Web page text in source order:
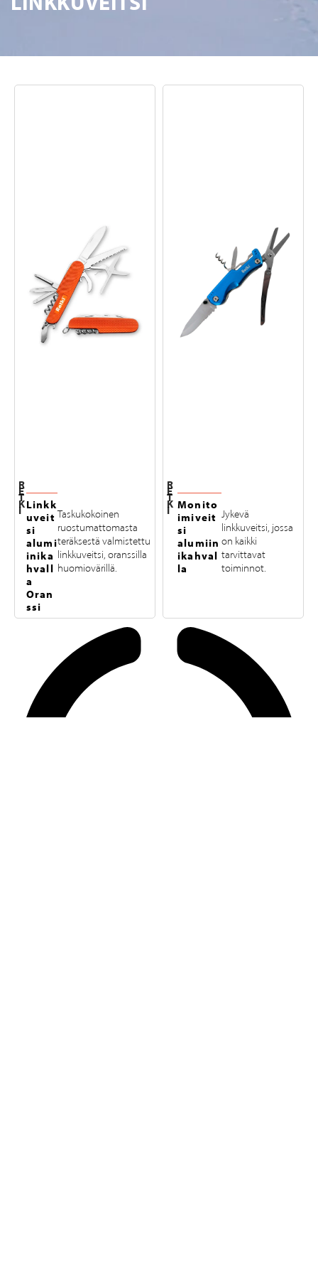
R
E
T
K
I Linkk
uveit
si
alumi
inika
hvall
a
Oran
ssi
Taskukokoinen
ruostumattomasta
teräksestä valmistettu
linkkuveitsi, oranssilla
huomiovärillä.
R
E
T
K
I Monito
imiveit
si
alumiin
ikahval
la
Jykevä
linkkuveitsi, jossa
on kaikki
tarvittavat
toiminnot.